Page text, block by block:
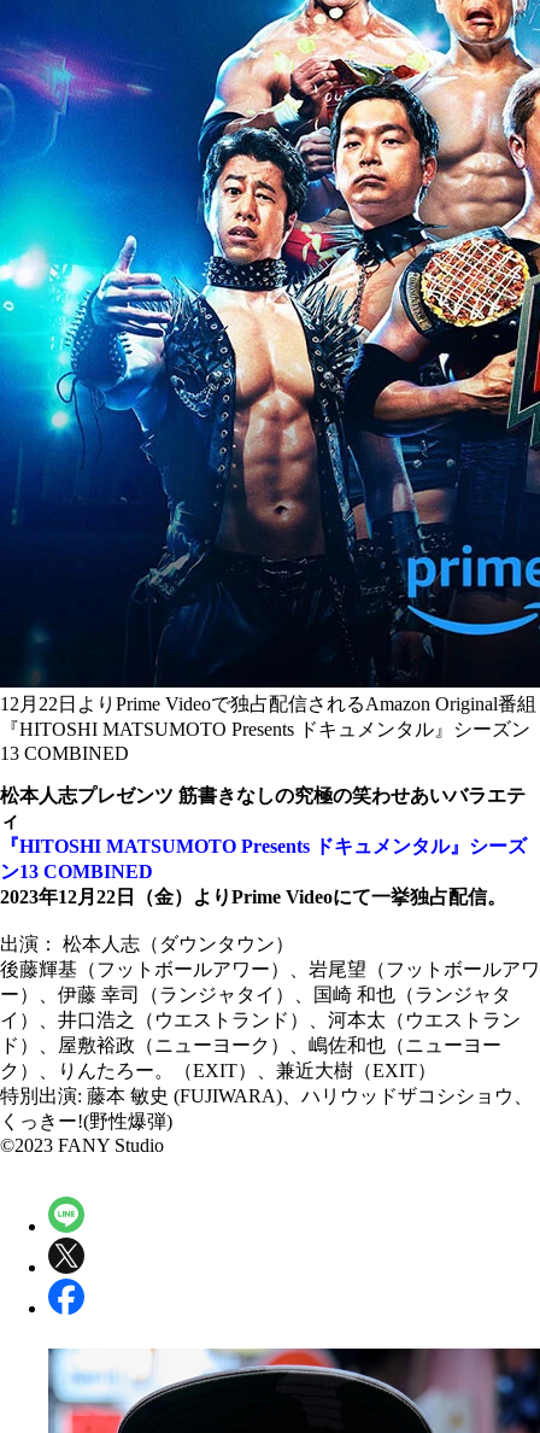
12月22日よりPrime Videoで独占配信されるAmazon Original番組
『HITOSHI MATSUMOTO Presents ドキュメンタル』シーズン
13 COMBINED
松本人志プレゼンツ 筋書きなしの究極の笑わせあいバラエテ
ィ
『HITOSHI MATSUMOTO Presents ドキュメンタル』シーズ
ン13 COMBINED
2023年12月 22 日（金）よりPrime Videoにて一挙独占配信。
出演： 松本人志（ダウンタウン）
後藤輝基（フットボールアワー）、岩尾望（フットボールアワ
ー）、伊藤 幸司（ランジャタイ）、国崎 和也（ランジャタ
イ）、井口浩之（ウエストランド）、河本太（ウエストラン
ド）、屋敷裕政（ニューヨーク）、嶋佐和也（ニューヨー
ク）、りんたろー。（EXIT）、兼近大樹（EXIT）
特別出演: 藤本 敏史 (FUJIWARA)、ハリウッドザコシショウ、
くっきー!(野性爆弾)
©2023 FANY Studio